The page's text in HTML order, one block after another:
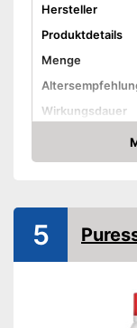
Hersteller
Produktdetails
Menge
Wirkungsdauer
Schützt vor
Freiverkäuflich
Vorteile
Amazon
5